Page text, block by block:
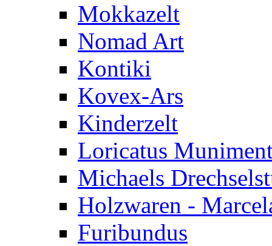
Mokkazelt
Nomad Art
Kontiki
Kovex-Ars
Kinderzelt
Loricatus
Michaels
Holzwaren -
Furibundus